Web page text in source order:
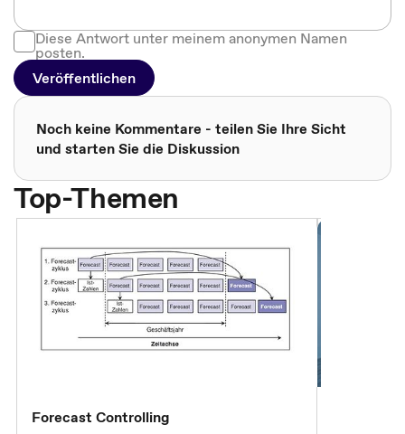
Diese Antwort unter meinem anonymen Namen
posten.
Veröffentlichen
Noch keine Kommentare - teilen Sie Ihre Sicht
und starten Sie die Diskussion
Top-Themen
Forecast Controlling